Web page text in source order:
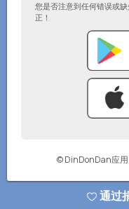
您是否注意到任何错误或
正！
© DinDonDan应
通过